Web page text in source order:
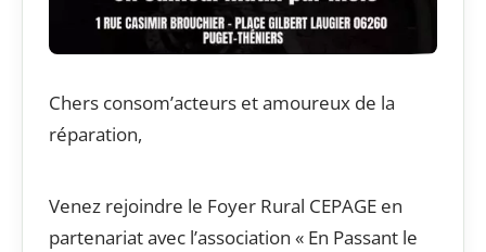
Chers consom’acteurs et amoureux de la
réparation,
Venez rejoindre le Foyer Rural CEPAGE en
partenariat avec l’association « En Passant le